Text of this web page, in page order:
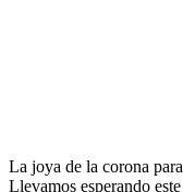
La joya de la corona
Llevamos esperando